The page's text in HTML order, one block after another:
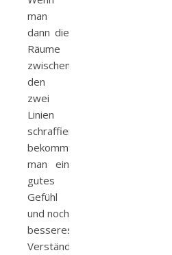
man
dann die
Räume
zwischen
den
zwei
Linien
schraffiert,
bekommt
man ein
gutes
Gefühl
und noch
besseres
Verständnis